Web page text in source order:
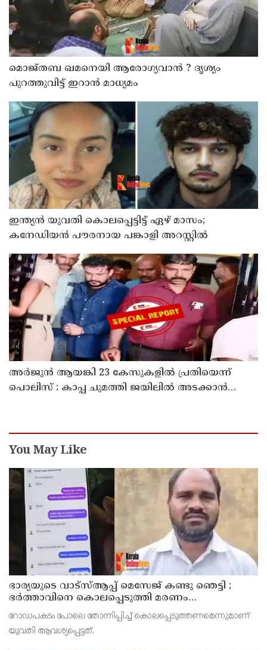
മൊജ്തബ ഖമനെയി ആരോഗ്യവാന്‍ ? ദൃശ്യം
പുറത്തുവിട്ട് ഇറാന്‍ മാധ്യമം
ഇന്ത്യന്‍ യുവതി കൊലപ്പെട്ടിട്ട് ഏഴ് മാസം;
കനേഡിയന്‍ പൗരനായ പങ്കാളി അറസ്റ്റില്‍
അര്‍ജുന്‍ ആയങ്കി 23 കേസുകളില്‍ പ്രതിയെന്ന്
പൊലിസ് : കാപ്പ ചുമത്തി ജയിലില്‍ അടക്കാന്‍
You May Like
ഭാര്യയുടെ വാട്സ്ആപ്പ് മെസേജ് കണ്ടു ഞെട്ടി ;
ഭര്‍ത്താവിനെ കൊലപ്പെടുത്തി മരണം
റോഡപകടമാക്കി മാറ്റാന്‍ കാമുകനുമായി
പദ്ധതിയിട്ട യുവതിയും സുഹൃത്തും ഒളിവില്‍
റോഡപകടം പോലെ തോന്നിപ്പിച്ച് കൊലപ്പെടുത്തണമെന്നുമാണ്
യുവതി ആവശ്യപ്പെട്ടത്.